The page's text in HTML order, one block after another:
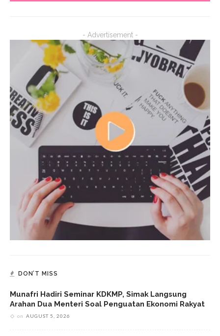
- Advertisement -
DON’T MISS
Munafri Hadiri Seminar KDKMP, Simak Langsung
Arahan Dua Menteri Soal Penguatan Ekonomi Rakyat
on AUGUST 5, 2026